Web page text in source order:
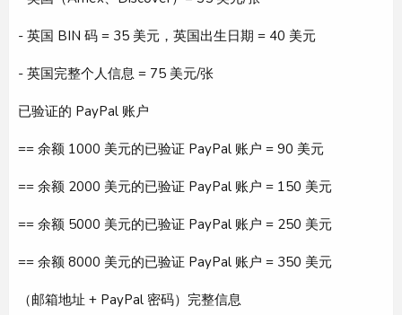
- 英国 BIN 码 = 35 美元，英国出生日期 = 40 美元
- 英国完整个人信息 = 75 美元/张
已验证的 PayPal 账户
== 余额 1000 美元的已验证 PayPal 账户 = 90 美元
== 余额 2000 美元的已验证 PayPal 账户 = 150 美元
== 余额 5000 美元的已验证 PayPal 账户 = 250 美元
== 余额 8000 美元的已验证 PayPal 账户 = 350 美元
（邮箱地址 + PayPal 密码）完整信息